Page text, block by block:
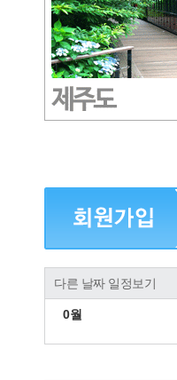
다른 날짜 일정보기
0월